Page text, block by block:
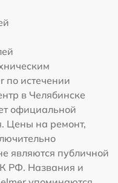
по истечении
в Челябинске
официальной
Цены на ремонт,
являются публичной
РФ. Названия и